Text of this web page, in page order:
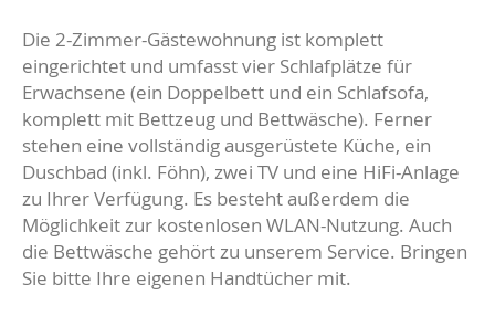
Die 2-Zimmer-Gästewohnung ist komplett
eingerichtet und umfasst vier Schlafplätze für
Erwachsene (ein Doppelbett und ein Schlafsofa,
komplett mit Bettzeug und Bettwäsche). Ferner
stehen eine vollständig ausgerüstete Küche, ein
Duschbad (inkl. Föhn), zwei TV und eine HiFi-Anlage
zu Ihrer Verfügung. Es besteht außerdem die
Möglichkeit zur kostenlosen WLAN-Nutzung. Auch
die Bettwäsche gehört zu unserem Service. Bringen
Sie bitte Ihre eigenen Handtücher mit.